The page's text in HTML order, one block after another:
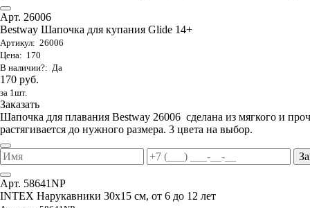
Арт. 26006
Bestway Шапочка для купания Glide 14+
Артикул: 26006
Цена: 170
В наличии?: Да
170 руб.
за 1шт.
Заказать
Шапочка для плавания Bestway 26006 сделана из мягкого и
растягивается до нужного размера. 3 цвета на выбор.
Арт. 58641NP
INTEX Нарукавники 30х15 см, от 6 до 12 лет